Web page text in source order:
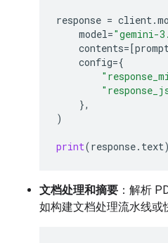
response = client.
model="gemini-
contents=[
config={
},
)
print(response. text)
文档处理和摘要 ：解析
如构建文档处理流水线或